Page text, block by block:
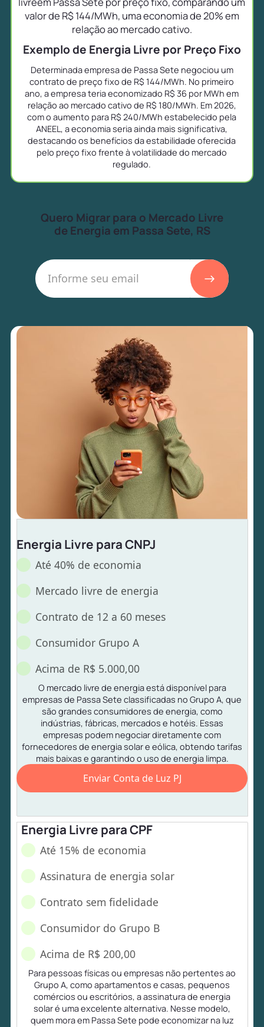
valor de R$ 144/MWh, uma economia de 20% em
relação ao mercado cativo.
Exemplo de Energia Livre por Preço Fixo
Determinada empresa de Passa Sete negociou um
contrato de preço fixo de R$ 144/MWh. No primeiro
ano, a empresa teria economizado R$ 36 por MWh em
relação ao mercado cativo de R$ 180/MWh. Em 2026,
com o aumento para R$ 240/MWh estabelecido pela
ANEEL, a economia seria ainda mais significativa,
destacando os benefícios da estabilidade oferecida
pelo preço fixo frente à volatilidade do mercado
regulado.
Quero Migrar para o Mercado Livre
de Energia em Passa Sete, RS
Energia Livre para CNPJ
Até 40% de economia
Mercado livre de energia
Contrato de 12 a 60 meses
Consumidor Grupo A
Acima de R$ 5.000,00
O mercado livre de energia está disponível para
empresas de Passa Sete classificadas no Grupo A, que
são grandes consumidores de energia, como
indústrias, fábricas, mercados e hotéis. Essas
empresas podem negociar diretamente com
fornecedores de energia solar e eólica, obtendo tarifas
mais baixas e garantindo o uso de energia limpa.
Enviar Conta de Luz PJ
Energia Livre para CPF
Até 15% de economia
Assinatura de energia solar
Contrato sem fidelidade
Consumidor do Grupo B
Acima de R$ 200,00
Para pessoas físicas ou empresas não pertentes ao
Grupo A, como apartamentos e casas, pequenos
comércios ou escritórios, a assinatura de energia
solar é uma excelente alternativa. Nesse modelo,
quem mora em Passa Sete pode economizar na luz